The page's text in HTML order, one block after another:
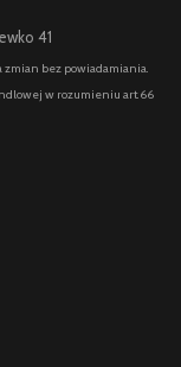
41
zmian bez powiadamiania.
w rozumieniu art.66